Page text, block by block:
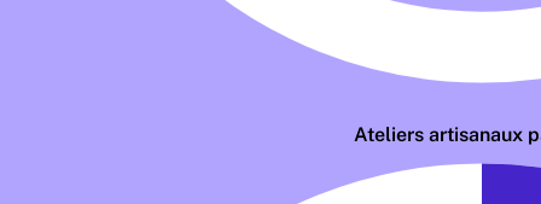
Ateliers artisanaux